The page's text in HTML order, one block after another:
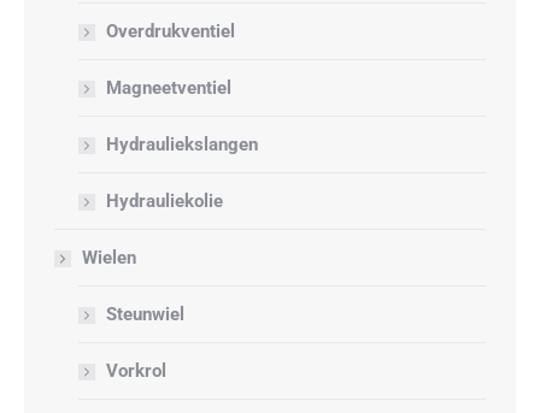
Overdrukventiel
Magneetventiel
Hydrauliekslangen
Hydrauliekolie
Wielen
Steunwiel
Vorkrol